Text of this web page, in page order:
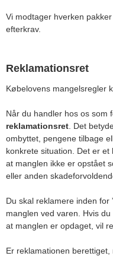
Vi modtager hverken
efterkrav.
Reklamationsret
Købelovens mangelsregler
Når du handler hos os som
reklamationsret . Det
ombyttet, pengene tilbage
konkrete situation. Det er
at manglen ikke er opstået
eller anden
Du skal reklamere inden for
manglen ved varen. Hvis
at manglen er opdaget, vil
Er reklamationen